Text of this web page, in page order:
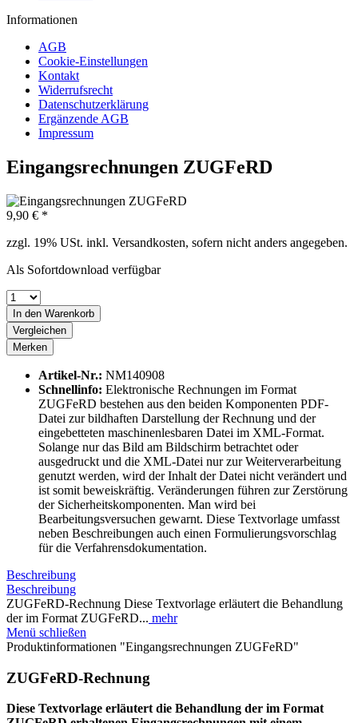
Informationen
AGB
Cookie-Einstellungen
Kontakt
Widerrufsrecht
Datenschutzerklärung
Ergänzende AGB
Impressum
Eingangsrechnungen ZUGFeRD
9,90 € *
zzgl. 19% USt. inkl. Versandkosten, sofern nicht anders angegeben.
Als Sofortdownload verfügbar
In den Warenkorb
Vergleichen
Merken
Artikel-Nr.: NM140908
Schnellinfo: Elektronische Rechnungen im Format
ZUGFeRD bestehen aus den beiden Komponenten PDF-
Datei zur bildhaften Darstellung der Rechnung und der
eingebetteten maschinenlesbaren Datei im XML-Format.
Solange nur das Bild am Bildschirm betrachtet oder
ausgedruckt und die XML-Datei nur zur Weiterverarbeitung
genutzt werden, wird der Inhalt der Datei nicht verändert und
ist somit beweiskräftig. Veränderungen führen zur Zerstörung
der Sicherheitskomponenten. Man wird bei
Bearbeitungsversuchen gewarnt. Diese Textvorlage umfasst
neben Beschreibungen auch einen Formulierungsvorschlag
für die Verfahrensdokumentation.
Beschreibung
Beschreibung
ZUGFeRD-Rechnung Diese Textvorlage erläutert die Behandlung
der im Format ZUGFeRD... mehr
Menü schließen
Produktinformationen "Eingangsrechnungen ZUGFeRD"
ZUGFeRD-Rechnung
Diese Textvorlage erläutert die Behandlung der im Format